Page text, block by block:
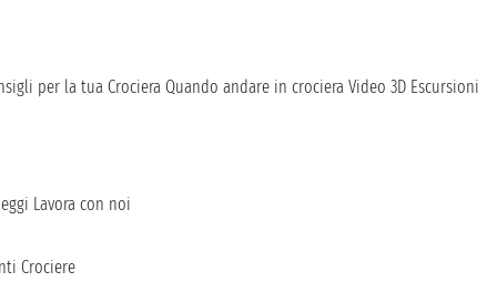
per la tua Crociera Quando andare in crociera Video 3D Escursioni
Lavora con noi
Crociere